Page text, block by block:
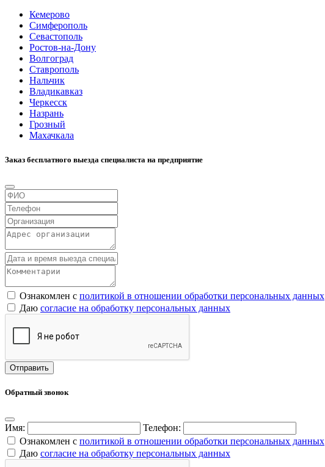
Кемерово
Симферополь
Севастополь
Ростов-на-Дону
Волгоград
Ставрополь
Нальчик
Владикавказ
Черкесск
Назрань
Грозный
Махачкала
Заказ бесплатного выезда специалиста на предприятие
Ознакомлен с политикой в отношении обработки персональных данных
Даю согласие на обработку персональных данных
Обратный звонок
Имя:
Телефон:
Ознакомлен с политикой в отношении обработки персональных данных
Даю согласие на обработку персональных данных